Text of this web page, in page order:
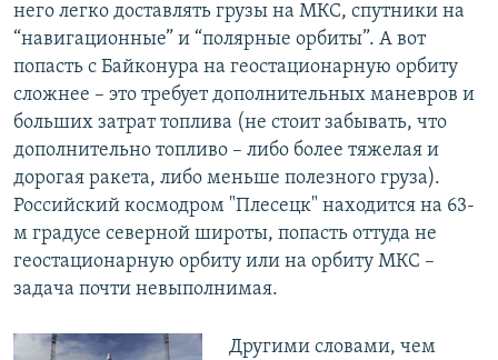
него легко доставлять грузы на МКС, спутники на
“навигационные” и “полярные орбиты”. А вот
попасть с Байконура на геостационарную орбиту
сложнее – это требует дополнительных маневров и
больших затрат топлива (не стоит забывать, что
дополнительно топливо – либо более тяжелая и
дорогая ракета, либо меньше полезного груза).
Российский космодром "Плесецк" находится на 63-
м градусе северной широты, попасть оттуда не
геостационарную орбиту или на орбиту МКС –
задача почти невыполнимая.
Другими словами, чем